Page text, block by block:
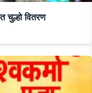
चुल्हो वितरण